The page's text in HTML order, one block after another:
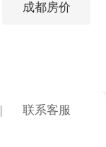
成都房价
| 联系客服